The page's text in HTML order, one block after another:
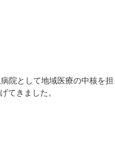
院として地域医療の中核を
てきました。